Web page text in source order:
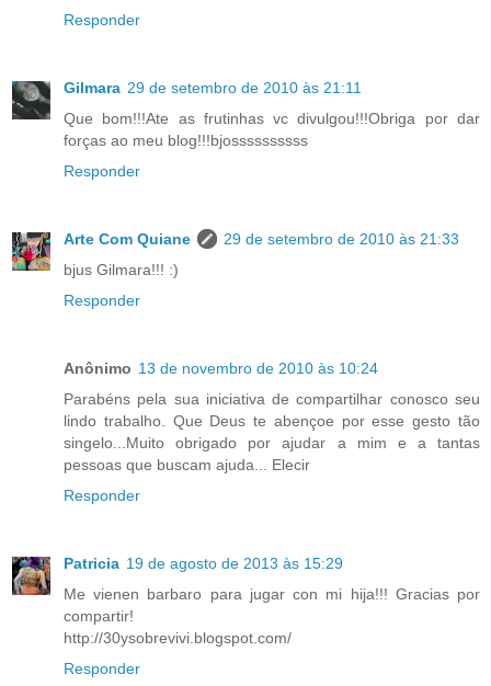
Responder
Gilmara 29 de setembro de 2010 às 21:11
Que bom!!!Ate as frutinhas vc divulgou!!!Obriga por dar
forças ao meu blog!!!bjossssssssss
Responder
Arte Com Quiane
29 de setembro de 2010 às 21:33
bjus Gilmara!!! :)
Responder
Anônimo 13 de novembro de 2010 às 10:24
Parabéns pela sua iniciativa de compartilhar conosco seu
lindo trabalho. Que Deus te abençoe por esse gesto tão
singelo...Muito obrigado por ajudar a mim e a tantas
pessoas que buscam ajuda... Elecir
Responder
Patricia 19 de agosto de 2013 às 15:29
Me vienen barbaro para jugar con mi hija!!! Gracias por
compartir!
http://30ysobrevivi.blogspot.com/
Responder